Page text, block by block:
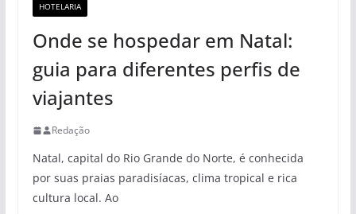
HOTELARIA
Onde se hospedar em Natal:
guia para diferentes perfis de
viajantes
Redação
Natal, capital do Rio Grande do Norte, é conhecida
por suas praias paradisíacas, clima tropical e rica
cultura local. Ao